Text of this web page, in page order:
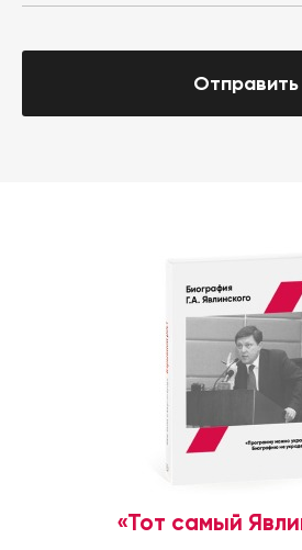
Отправить
«Тот самый